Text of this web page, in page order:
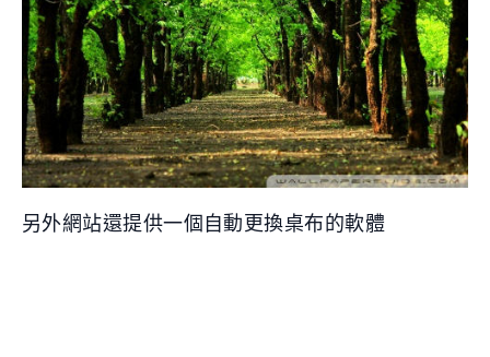
另外網站還提供一個自動更換桌布的軟體